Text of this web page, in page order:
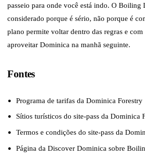
passeio para onde você está indo. O Boiling
considerado porque é sério, não porque é
plano permite voltar dentro das regras e com
aproveitar Dominica na manhã seguinte.
Fontes
Programa de tarifas da Dominica Forestry
Sítios turísticos do site-pass da Dominica
Termos e condições do site-pass da
Página da Discover Dominica sobre